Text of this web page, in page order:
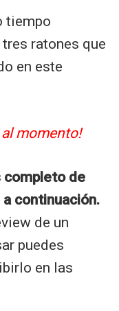
tiempo
ratones que
en este
momento!
completo de
continuación.
de un
puedes
en las